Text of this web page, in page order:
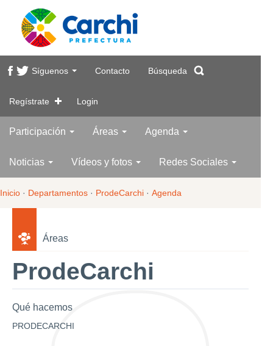
Síguenos Contacto Búsqueda
Regístrate Login
Participación Áreas Agenda
Noticias Vídeos y fotos Redes Sociales
Inicio · Departamentos · ProdeCarchi · Agenda
Áreas
ProdeCarchi
Qué hacemos
PRODECARCHI